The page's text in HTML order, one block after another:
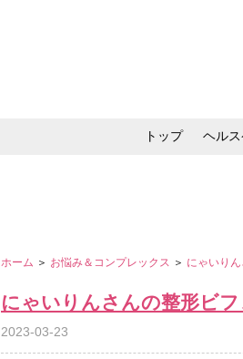
トップ ヘル
ホーム ＞ お悩み＆コンプレックス ＞ にゃいり
にゃいりんさんの整形ビ
2023-03-23